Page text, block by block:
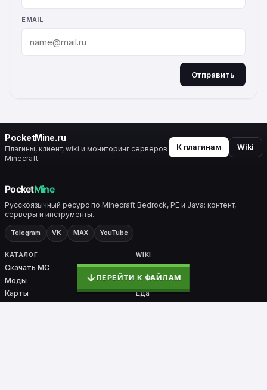
EMAIL
Отправить
PocketMine.ru
Плагины, клиент, wiki и мониторинг серверов
Minecraft.
К плагинам Wiki
Русскоязычный ресурс по Minecraft Bedrock, PE и Java: контент,
серверы и инструменты.
Telegram VK MAX YouTube
КАТАЛОГ
Скачать MC
Моды
Карты
WIKI
Все разделы
Крафты
Еда
ПЕРЕЙТИ К ФАЙЛАМ